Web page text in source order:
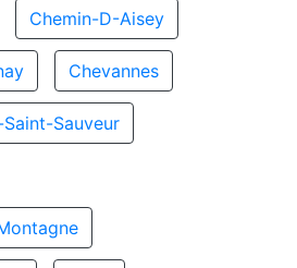
Chemin-D-Aisey
Chevannes
Sauveur